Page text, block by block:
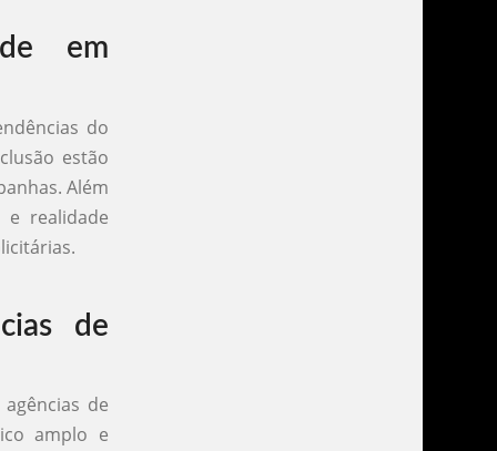
em
do
estão
Além
e realidade
de
de
amplo e